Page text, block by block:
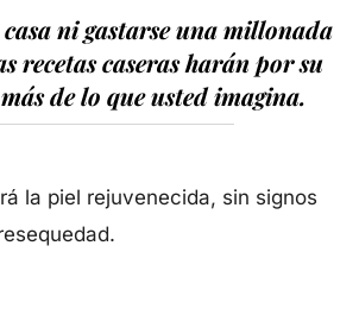
ni gastarse una millonada
recetas caseras harán por su
de lo que usted imagina.
la piel rejuvenecida, sin signos